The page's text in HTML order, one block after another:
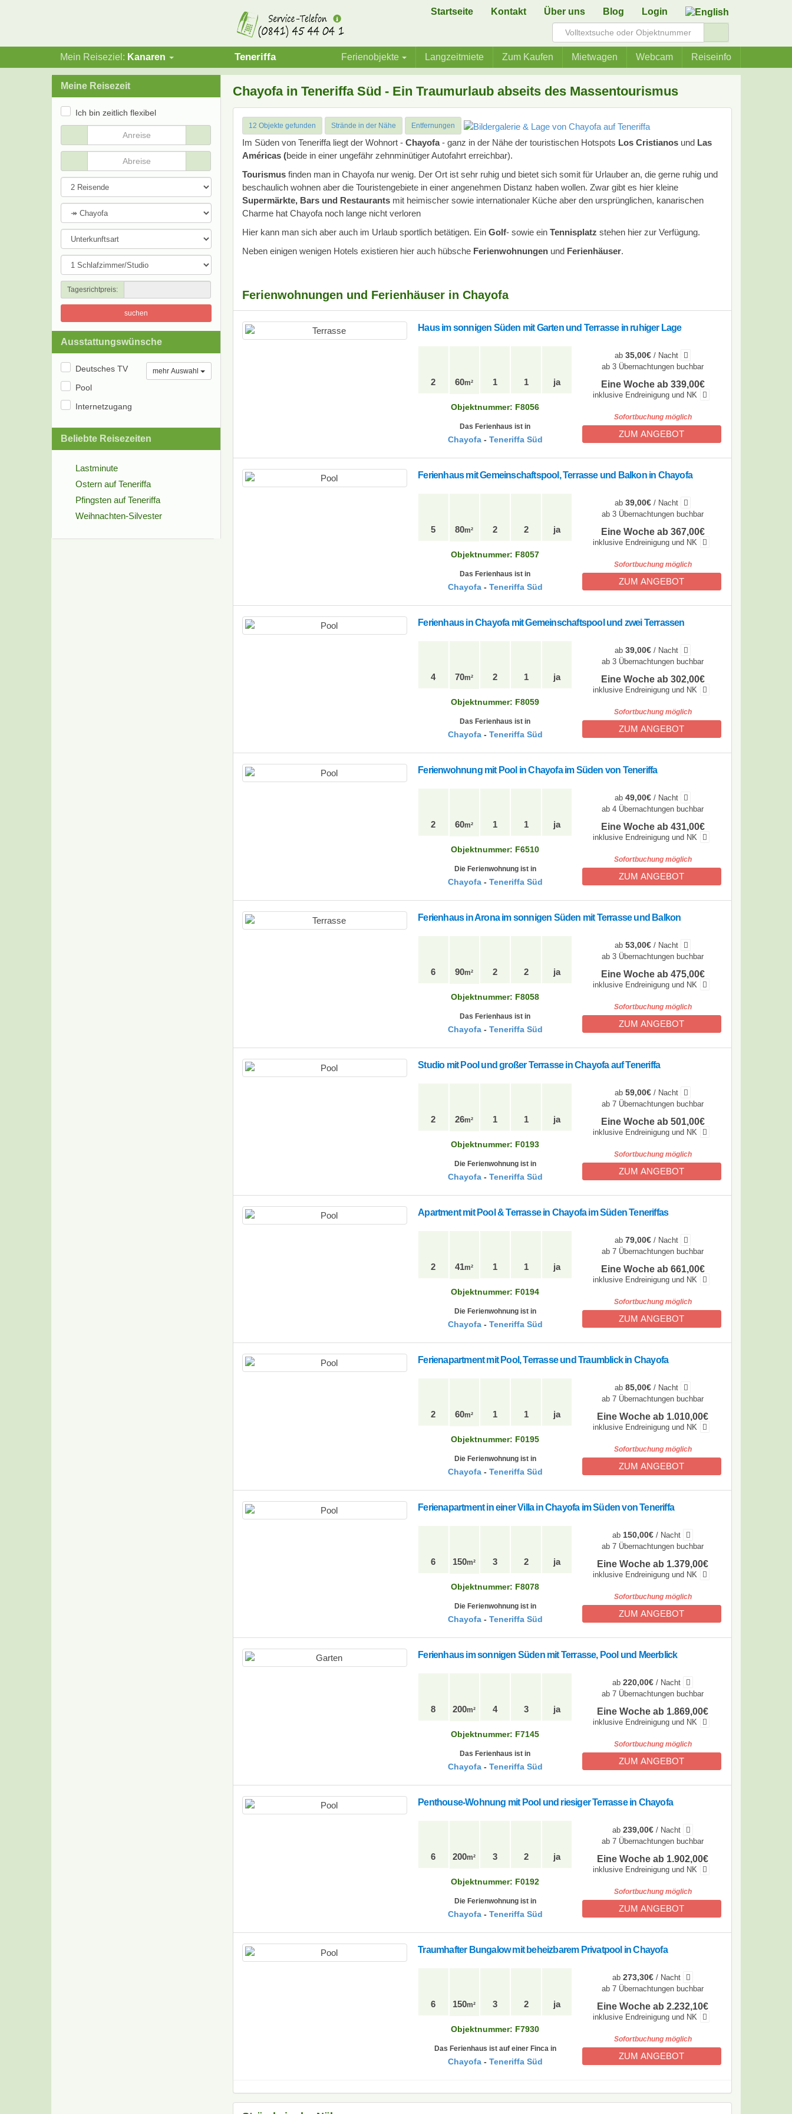
Teneriffa
Mein Reiseziel: Kanaren
Startseite Kontakt Über uns Blog Login
Ferienobjekte Langzeitmiete Zum Kaufen Mietwagen Webcam Reiseinfo
Chayofa in Teneriffa Süd - Ein Traumurlaub abseits des Massentourismus
12 Objekte gefunden Strände in der Nähe Entfernungen
Im Süden von Teneriffa liegt der Wohnort -Chayofa- ganz in der Nähe der touristischen Hotspots Los Cristianos undLas
Américas (beide in einer ungefähr zehnminütiger Autofahrt erreichbar).
Tourismusfinden man in Chayofa nur wenig. Der Ort ist sehr ruhig und bietet sich somit für Urlauber an, die gerne ruhig und
beschaulich wohnen aber die Touristengebiete in einer angenehmen Distanz haben wollen. Zwar gibt es hier kleine
Supermärkte, Bars und Restaurants mit heimischer sowie internationaler Küche aber den ursprünglichen, kanarischen
Charme hat Chayofa noch lange nicht verloren
Hier kann man sich aber auch im Urlaub sportlich betätigen. Ein Golf- sowie ein Tennisplatz stehen hier zur Verfügung.
Neben einigen wenigen Hotels existieren hier auch hübsche Ferienwohnungenund Ferienhäuser.
Ferienwohnungen und Ferienhäuser in Chayofa
Haus im sonnigen Süden mit Garten und Terrasse in ruhiger Lage
2 60m² 1 1 ja
Objektnummer: F8056
Das Ferienhaus ist in
Chayofa- Teneriffa Süd
ab35,00€ / Nacht
ab 3 Übernachtungen buchbar
Eine Woche ab 339,00€
inklusive Endreinigung und NK
Sofortbuchung möglich
ZUM ANGEBOT
Ferienhaus mit Gemeinschaftspool, Terrasse und Balkon in Chayofa
5 80m² 2 2 ja
Objektnummer: F8057
Das Ferienhaus ist in
Chayofa- Teneriffa Süd
ab39,00€ / Nacht
ab 3 Übernachtungen buchbar
Eine Woche ab 367,00€
inklusive Endreinigung und NK
Sofortbuchung möglich
ZUM ANGEBOT
Ferienhaus in Chayofa mit Gemeinschaftspool und zwei Terrassen
4 70m² 2 1 ja
Objektnummer: F8059
Das Ferienhaus ist in
Chayofa- Teneriffa Süd
ab39,00€ / Nacht
ab 3 Übernachtungen buchbar
Eine Woche ab 302,00€
inklusive Endreinigung und NK
Sofortbuchung möglich
ZUM ANGEBOT
Ferienwohnung mit Pool in Chayofa im Süden von Teneriffa
2 60m² 1 1 ja
Objektnummer: F6510
Die Ferienwohnung ist in
Chayofa- Teneriffa Süd
ab49,00€ / Nacht
ab 4 Übernachtungen buchbar
Eine Woche ab 431,00€
inklusive Endreinigung und NK
Sofortbuchung möglich
ZUM ANGEBOT
Ferienhaus in Arona im sonnigen Süden mit Terrasse und Balkon
6 90m² 2 2 ja
Objektnummer: F8058
Das Ferienhaus ist in
Chayofa- Teneriffa Süd
ab53,00€ / Nacht
ab 3 Übernachtungen buchbar
Eine Woche ab 475,00€
inklusive Endreinigung und NK
Sofortbuchung möglich
ZUM ANGEBOT
Studio mit Pool und großer Terrasse in Chayofa auf Teneriffa
2 26m² 1 1 ja
Objektnummer: F0193
Die Ferienwohnung ist in
Chayofa- Teneriffa Süd
ab59,00€ / Nacht
ab 7 Übernachtungen buchbar
Eine Woche ab 501,00€
inklusive Endreinigung und NK
Sofortbuchung möglich
ZUM ANGEBOT
Apartment mit Pool & Terrasse in Chayofa im Süden Teneriffas
2 41m² 1 1 ja
Objektnummer: F0194
Die Ferienwohnung ist in
Chayofa- Teneriffa Süd
ab79,00€ / Nacht
ab 7 Übernachtungen buchbar
Eine Woche ab 661,00€
inklusive Endreinigung und NK
Sofortbuchung möglich
ZUM ANGEBOT
Ferienapartment mit Pool, Terrasse und Traumblick in Chayofa
2 60m² 1 1 ja
Objektnummer: F0195
Die Ferienwohnung ist in
Chayofa- Teneriffa Süd
ab85,00€ / Nacht
ab 7 Übernachtungen buchbar
Eine Woche ab 1.010,00€
inklusive Endreinigung und NK
Sofortbuchung möglich
ZUM ANGEBOT
Ferienapartment in einer Villa in Chayofa im Süden von Teneriffa
6 150m² 3 2 ja
Objektnummer: F8078
Die Ferienwohnung ist in
Chayofa- Teneriffa Süd
ab150,00€ / Nacht
ab 7 Übernachtungen buchbar
Eine Woche ab 1.379,00€
inklusive Endreinigung und NK
Sofortbuchung möglich
ZUM ANGEBOT
Ferienhaus im sonnigen Süden mit Terrasse, Pool und Meerblick
8 200m² 4 3 ja
Objektnummer: F7145
Das Ferienhaus ist in
Chayofa- Teneriffa Süd
ab220,00€ / Nacht
ab 7 Übernachtungen buchbar
Eine Woche ab 1.869,00€
inklusive Endreinigung und NK
Sofortbuchung möglich
ZUM ANGEBOT
Penthouse-Wohnung mit Pool und riesiger Terrasse in Chayofa
6 200m² 3 2 ja
Objektnummer: F0192
Die Ferienwohnung ist in
Chayofa- Teneriffa Süd
ab239,00€ / Nacht
ab 7 Übernachtungen buchbar
Eine Woche ab 1.902,00€
inklusive Endreinigung und NK
Sofortbuchung möglich
ZUM ANGEBOT
Traumhafter Bungalow mit beheizbarem Privatpool in Chayofa
6 150m² 3 2 ja
Objektnummer: F7930
Das Ferienhaus ist auf einer Finca in
Chayofa- Teneriffa Süd
ab273,30€ / Nacht
ab 7 Übernachtungen buchbar
Eine Woche ab 2.232,10€
inklusive Endreinigung und NK
Sofortbuchung möglich
ZUM ANGEBOT
Meine Reisezeit
Ich bin zeitlich flexibel
Tagesrichtpreis:
suchen
Ausstattungswünsche
mehr Auswahl
Deutsches TV
Pool
Internetzugang
Beliebte Reisezeiten
Lastminute
Ostern auf Teneriffa
Pfingsten auf Teneriffa
Weihnachten-Silvester